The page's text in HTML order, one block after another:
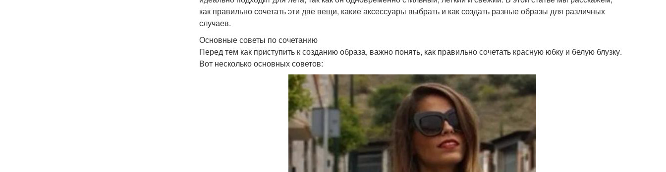
как правильно сочетать эти две вещи, какие аксессуары выбрать и как создать разные образы для различных
случаев.
Основные советы по сочетанию
Перед тем как приступить к созданию образа, важно понять, как правильно сочетать красную юбку и белую блузку.
Вот несколько основных советов: